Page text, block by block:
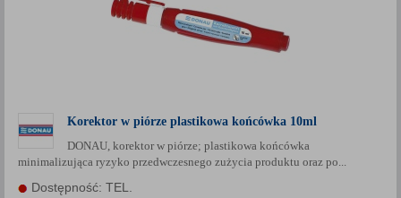
Korektor w piórze plastikowa końcówka 10ml
DONAU, korektor w piórze; plastikowa końcówka
minimalizująca ryzyko przedwczesnego zużycia produktu oraz po...
Dostępność: TEL.